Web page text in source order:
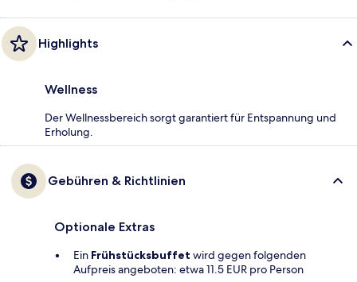
Highlights
Wellness
Der Wellnessbereich sorgt garantiert für Entspannung und
Erholung.
Gebühren & Richtlinien
Optionale Extras
Ein Frühstücksbuffet wird gegen folgenden
Aufpreis angeboten: etwa 11.5 EUR pro Person